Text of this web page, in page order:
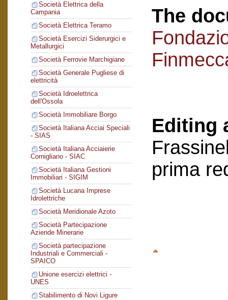
Società Elettrica della
Campania
Società Elettrica Teramo
Società Esercizi Siderurgici e
Metallurgici
Società Ferrovie Marchigiane
Società Generale Pugliese di
elettricità
Società Idroelettrica
dell'Ossola
Società Immobiliare Borgo
Società Italiana Acciai Speciali
- SIAS
Società Italiana Acciaierie
Cornigliano - SIAC
Società Italiana Gestioni
Immobiliari - SIGIM
Società Lucana Imprese
Idrolettriche
Società Meridionale Azoto
Società Partecipazione
Aziende Minerarie
Società partecipazione
Industriali e Commerciali -
SPAICO
Unione esercizi elettrici -
UNES
Stabilimento di Novi Ligure
The
Editing
prima